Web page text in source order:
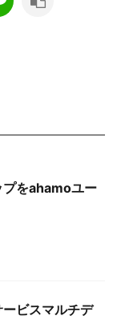
プをahamoユー
ービスマルチデ